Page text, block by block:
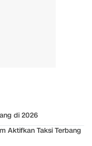
di 2026
Aktifkan Taksi Terbang